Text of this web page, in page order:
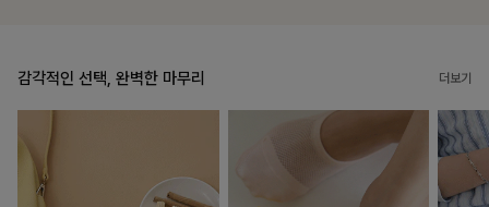
감각적인 선택, 완벽한 마무리 더보기